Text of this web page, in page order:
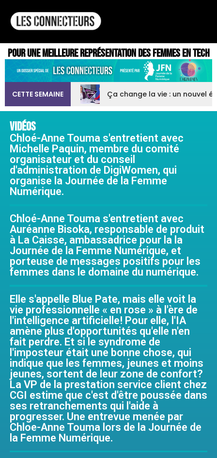
pour une meilleure représentation des femmes en tech
CETTE SEMAINE Ça change la vie : un nouvel
VIDÉOS
Chloé-Anne Touma s'entretient avec
Michelle Paquin, membre du comité
organisateur et du conseil
d'administration de DigiWomen, qui
organise la Journée de la Femme
Numérique.
Chloé-Anne Touma s'entretient avec
Auréanne Bisoka, responsable de produit
à La Caisse, ambassadrice pour la la
Journée de la Femme Numérique, et
porteuse de messages positifs pour les
femmes dans le domaine du numérique.
Elle s'appelle Blue Pate, mais elle voit la
vie professionnelle « en rose » à l'ère de
l'intelligence artificielle! Pour elle, l'IA
amène plus d'opportunités qu'elle n'en
fait perdre. Et si le syndrome de
l'imposteur était une bonne chose, qui
indique que les femmes, jeunes et moins
jeunes, sortent de leur zone de confort?
La VP de la prestation service client chez
CGI estime que c'est d'être poussée dans
ses retranchements qui l'aide à
progresser. Une entrevue menée par
Chloe-Anne Touma lors de la Journée de
la Femme Numérique.